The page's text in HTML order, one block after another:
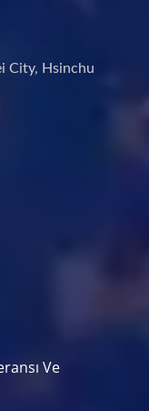
City, Hsinchu
Ve